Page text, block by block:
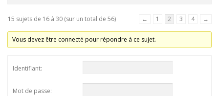
15 sujets de 16 à 30 (sur un total de 56) ← 1 2 3 4 →
Vous devez être connecté pour répondre à ce sujet.
Identifiant:
Mot de passe: